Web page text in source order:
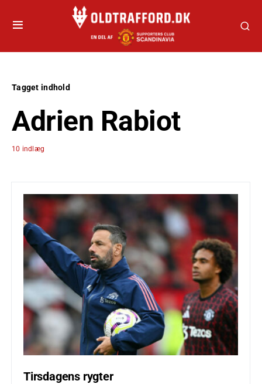
Tagget indhold
Adrien Rabiot
10 indlæg
Tirsdagens rygter